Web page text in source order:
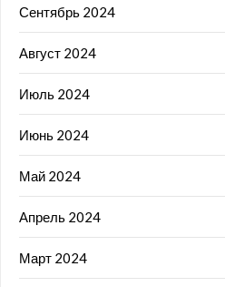
Сентябрь 2024
Август 2024
Июль 2024
Июнь 2024
Май 2024
Апрель 2024
Март 2024